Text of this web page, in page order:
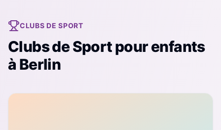
CLUBS DE SPORT
Clubs de Sportpour enfants
à Berlin